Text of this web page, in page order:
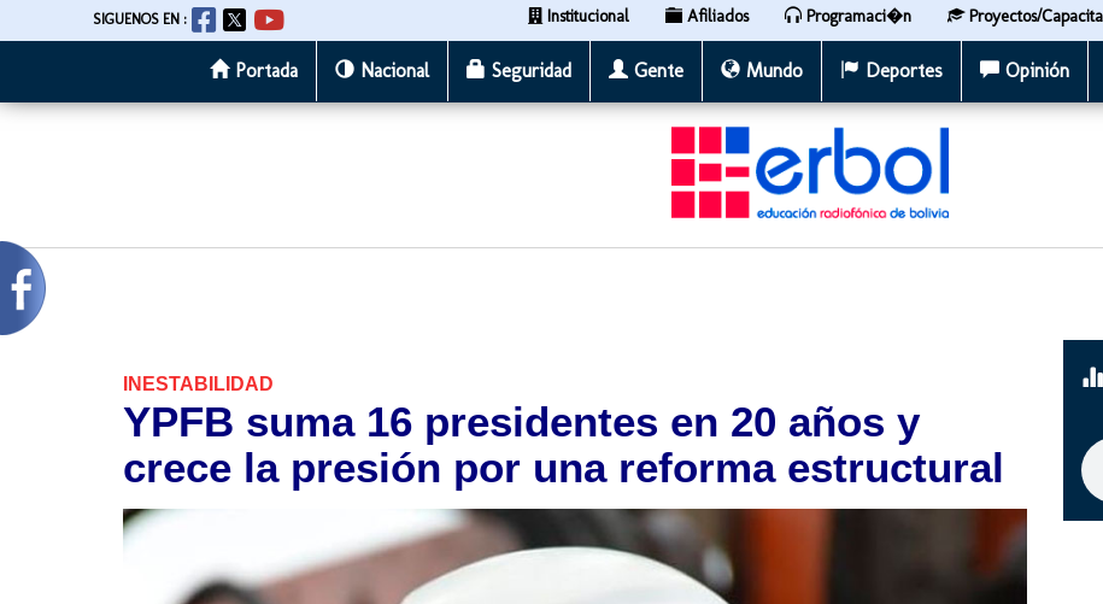
al
SIGUENOS EN : Institucional Afiliados Programaci�n Proyectos/
Portada Nacional Seguridad Gente Mundo Deportes Opinión
INESTABILIDAD
YPFB suma 16 presidentes en 20 años y
crece la presión por una reforma estructural